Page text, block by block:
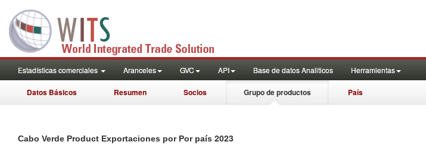
Estadísticas comerciales Aranceles GVC API Base de datos Analiticos Herramientas
Datos Básicos Resumen Socios Grupo de productos País
Cabo Verde Product Exportaciones por Por país 2023